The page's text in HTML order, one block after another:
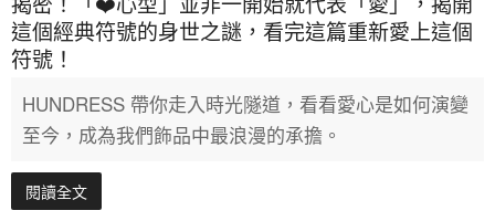
這個經典符號的身世之謎，看完這篇重新愛上這個
符號！
HUNDRESS 帶你走入時光隧道，看看愛心是如何演變
至今，成為我們飾品中最浪漫的承擔。
閱讀全文